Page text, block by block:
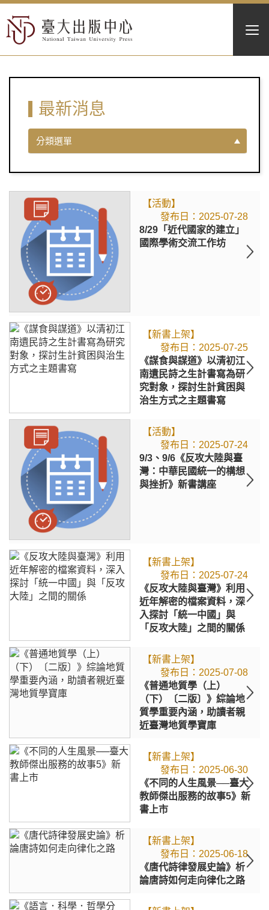
最新消息
分類選單
【活動】
2025-07-28
8/29「近代國家的建立」
國際學術交流工作坊
【新書上架】
2025-07-25
《謀食與謀道》以清初江
南遺民詩之生計書寫為研
究對象，探討生計貧困與
治生方式之主題書寫
【活動】
2025-07-24
9/3、9/6《反攻大陸與臺
灣：中華民國統一的構想
與挫折》新書講座
【新書上架】
2025-07-24
《反攻大陸與臺灣》利用
近年解密的檔案資料，深
入探討「統一中國」與
「反攻大陸」之間的關係
【新書上架】
2025-07-08
《普通地質學（上）
（下）〔二版〕》綜論地
質學重要內涵，助讀者親
近臺灣地質學寶庫
【新書上架】
2025-06-30
《不同的人生風景──臺大
教師傑出服務的故事5》新
書上市
【新書上架】
2025-06-18
《唐代詩律發展史論》析
論唐詩如何走向律化之路